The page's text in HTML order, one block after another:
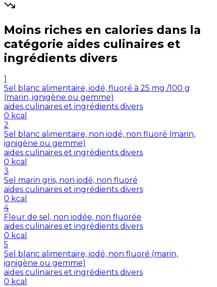
Moins riches en calories dans la
catégorie aides culinaires et
ingrédients divers
1
Sel blanc alimentaire, iodé, fluoré à 25 mg /100 g
(marin, ignigène ou gemme)
aides culinaires et ingrédients divers
0 kcal
2
Sel blanc alimentaire, non iodé, non fluoré (marin,
ignigène ou gemme)
aides culinaires et ingrédients divers
0 kcal
3
Sel marin gris, non iodé, non fluoré
aides culinaires et ingrédients divers
0 kcal
4
Fleur de sel, non iodée, non fluorée
aides culinaires et ingrédients divers
0 kcal
5
Sel blanc alimentaire, iodé, non fluoré (marin,
ignigène ou gemme)
aides culinaires et ingrédients divers
0 kcal